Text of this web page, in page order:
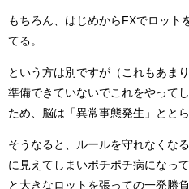
もちろん、はじめからFXでロット
てる。
という方は別ですが（これもあま
準備できていないでこれをやって
ため、脳は「異常事態発生」とと
そうなると、ルールを守れなくな
に見えてしまいポチポチ病になっ
と大きなロットを張っての一発勝